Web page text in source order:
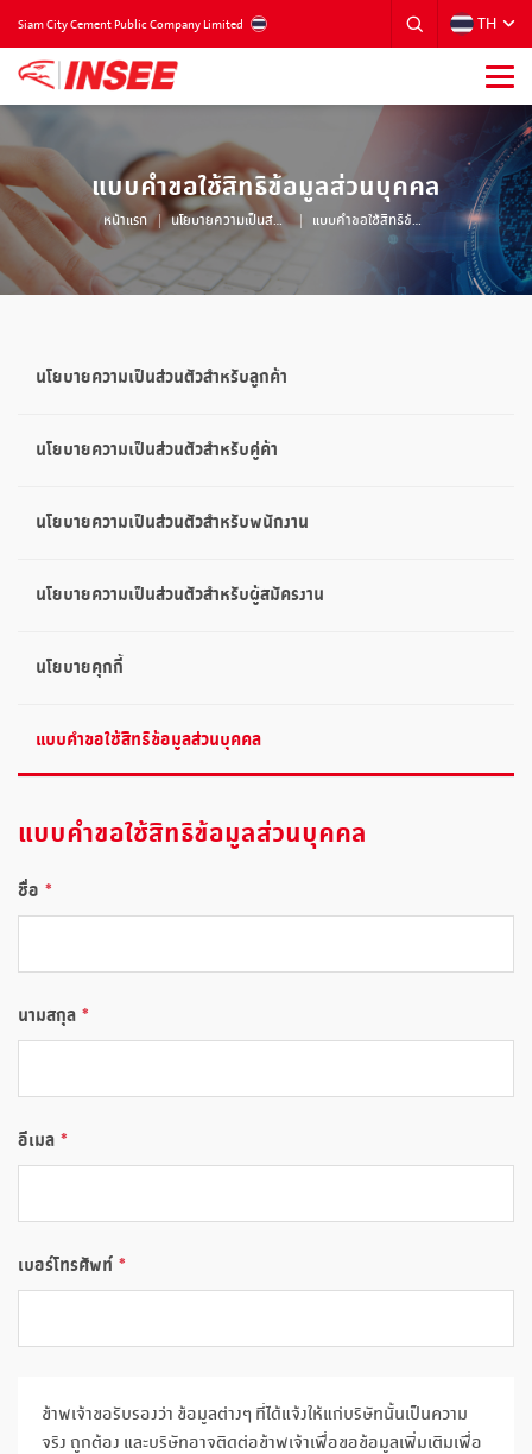
Siam City Cement Public Company Limited TH
แบบคำขอใช้สิทธิข้อมูลส่วนบุคคล
หน้าแรก นโยบายความเป็นส่วนตัว แบบคำขอใช้สิทธิข้อมูลส่วนบุคคล
นโยบายความเป็นส่วนตัวสำหรับลูกค้า
นโยบายความเป็นส่วนตัวสำหรับคู่ค้า
นโยบายความเป็นส่วนตัวสำหรับพนักงาน
นโยบายความเป็นส่วนตัวสำหรับผู้สมัครงาน
นโยบายคุกกี้
แบบคำขอใช้สิทธิข้อมูลส่วนบุคคล
แบบคำขอใช้สิทธิข้อมูลส่วนบุคคล
ชื่อ
นามสกุล
อีเมล
เบอร์โทรศัพท์
ข้าพเจ้าขอรับรองว่า ข้อมูลต่างๆ ที่ได้แจ้งให้แก่บริษัทนั้นเป็นความ
จริง ถูกต้อง และบริษัทอาจติดต่อข้าพเจ้าเพื่อขอข้อมูลเพิ่มเติมเพื่อ